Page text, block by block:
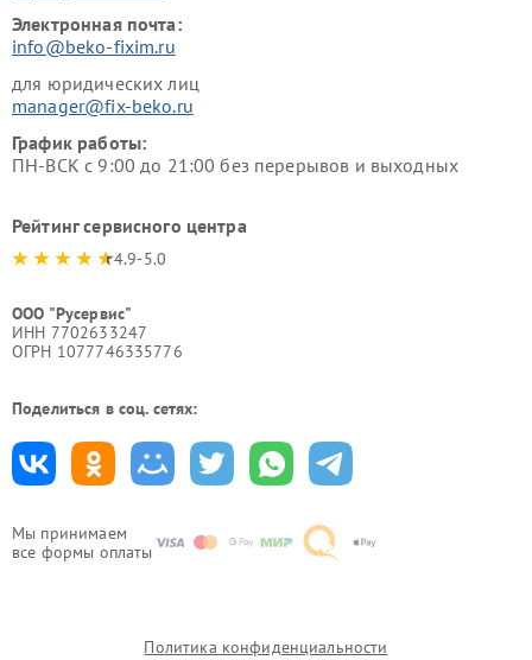
Мы принимаем
все формы оплаты
Электронная почта:
info@beko-fixim.ru
для юридических лиц
manager@fix-beko.ru
График работы:
ПН-ВСК с 9:00 до 21:00 без перерывов и выходных
Рейтинг сервисного центра
4.9-5.0
ООО "Русервис"
ИНН 7702633247
ОГРН 1077746335776
Поделиться в соц. сетях:
Политика конфиденциальности